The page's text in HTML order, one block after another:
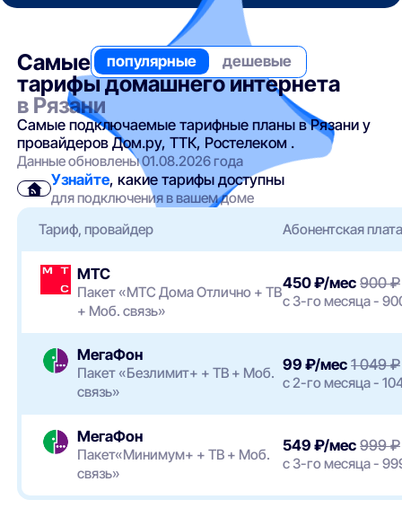
Самые популярные дешевые
тарифы домашнего интернета
в Рязани
Самые подключаемые тарифные планы в Рязани у
провайдеров Дом.ру, ТТК, Ростелеком .
Данные обновлены 01.08.2026 года
Узнайте, какие тарифы доступны
для подключения в вашем доме
Тариф, провайдер
Абонентская
МТС
Пакет «МТС Дома Отлично + ТВ
+ Моб. связь»
450 ₽/мес 900 ₽
с 3-го месяца -
МегаФон
Пакет «Безлимит+ + ТВ + Моб.
связь»
99 ₽/мес 1 049 ₽
с 2-го месяца -
МегаФон
Пакет«Минимум+ + ТВ + Моб.
связь»
549 ₽/мес 999 ₽
с 3-го месяца -